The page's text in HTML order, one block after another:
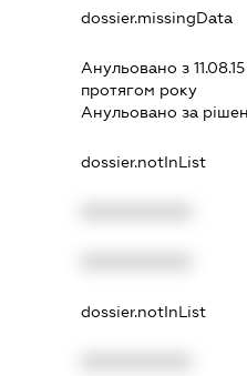
dossier.missingData
Анульовано з
протягом року
Анульовано за
dossier.notInList
dossier.notInList